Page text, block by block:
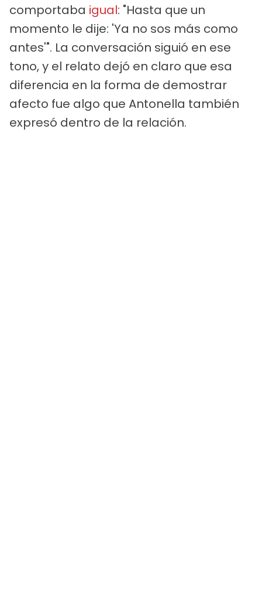
comportaba igual: "Hasta que un
momento le dije: 'Ya no sos más como
antes'". La conversación siguió en ese
tono, y el relato dejó en claro que esa
diferencia en la forma de demostrar
afecto fue algo que Antonella también
expresó dentro de la relación.